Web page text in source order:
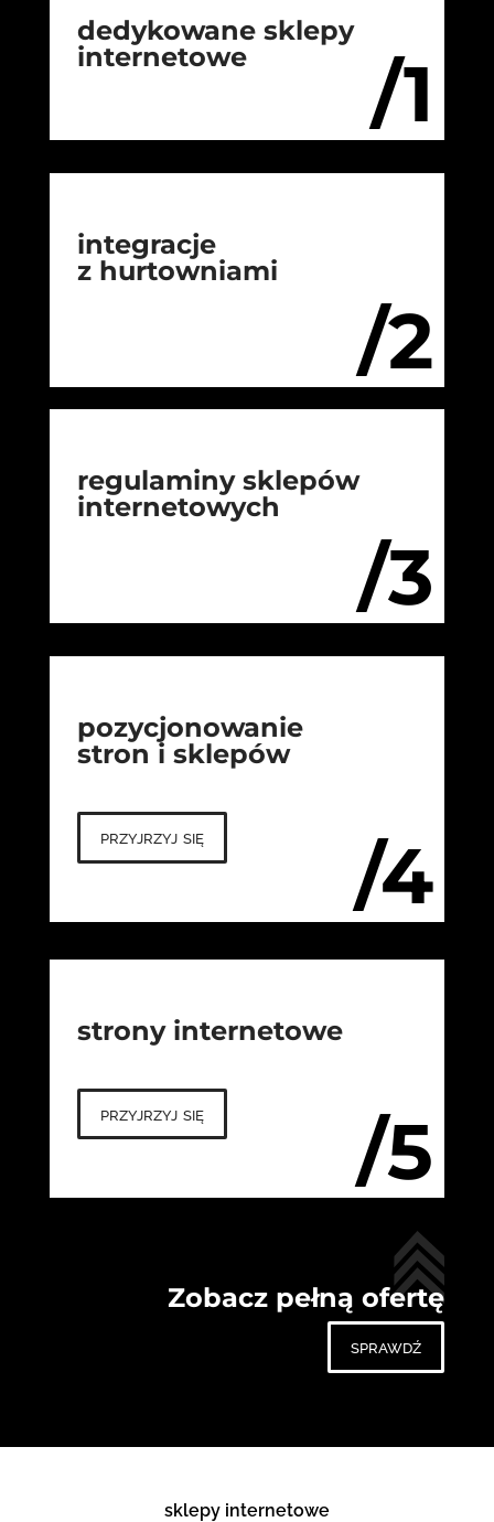
/1
dedykowane sklepy
internetowe
/2
integracje
z hurtowniami
/3
regulaminy sklepów
internetowych
/4
pozycjonowanie
stron i sklepów
przyjrzyj się
/5
strony internetowe
przyjrzyj się
Zobacz pełną ofertę
sprawdź
sklepy internetowe